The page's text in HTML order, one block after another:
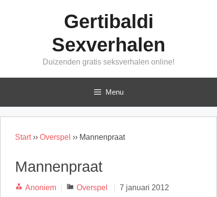
Gertibaldi
Sexverhalen
Duizenden gratis seksverhalen online!
Menu
Start›› Overspel ›› Mannenpraat
Mannenpraat
Anoniem Categorieën
Overspel 7 januari 2012